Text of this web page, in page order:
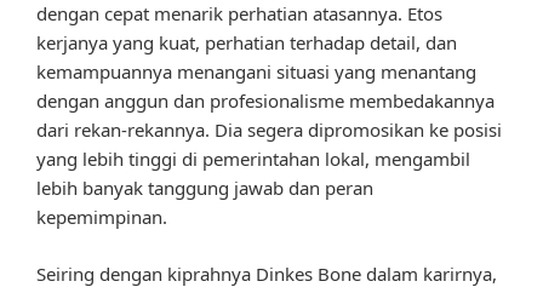
dengan cepat menarik perhatian atasannya. Etos
kerjanya yang kuat, perhatian terhadap detail, dan
kemampuannya menangani situasi yang menantang
dengan anggun dan profesionalisme membedakannya
dari rekan-rekannya. Dia segera dipromosikan ke posisi
yang lebih tinggi di pemerintahan lokal, mengambil
lebih banyak tanggung jawab dan peran
kepemimpinan.
Seiring dengan kiprahnya Dinkes Bone dalam karirnya,